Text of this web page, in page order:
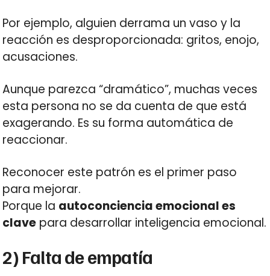
Por ejemplo, alguien derrama un vaso y la
reacción es desproporcionada: gritos, enojo,
acusaciones.
Aunque parezca “dramático”, muchas veces
esta persona no se da cuenta de que está
exagerando. Es su forma automática de
reaccionar.
Reconocer este patrón es el primer paso
para mejorar.
Porque la autoconciencia emocional es
clave para desarrollar inteligencia emocional.
2) Falta de empatía